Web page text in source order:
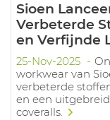
Sioen
Verbeterde
en Verfijnde
25-Nov-2025
workwear van
verbeterde
en een
coveralls.